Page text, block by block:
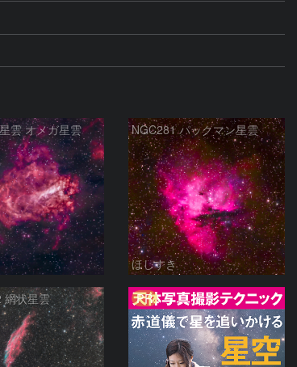
雲 オメガ星雲 NGC281 パックマン星雲
ほしすき
網状星雲 PR